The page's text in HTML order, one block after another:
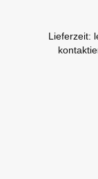
Lieferzeit: